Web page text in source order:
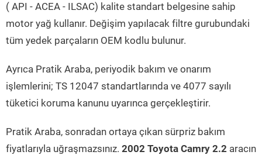
( API - ACEA - ILSAC) kalite standart belgesine sahip
motor yağ kullanır. Değişim yapılacak filtre gurubundaki
tüm yedek parçaların OEM kodlu bulunur.
Ayrıca Pratik Araba, periyodik bakım ve onarım
işlemlerini; TS 12047 standartlarında ve 4077 sayılı
tüketici koruma kanunu uyarınca gerçekleştirir.
Pratik Araba, sonradan ortaya çıkan sürpriz bakım
fiyatlarıyla uğraşmazsınız. 2002 Toyota Camry 2.2 aracın